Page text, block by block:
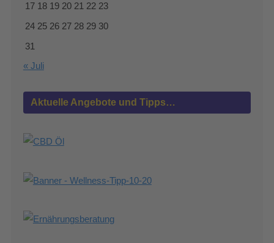
17 18 19 20 21 22 23
24 25 26 27 28 29 30
31
« Juli
Aktuelle Angebote und Tipps…